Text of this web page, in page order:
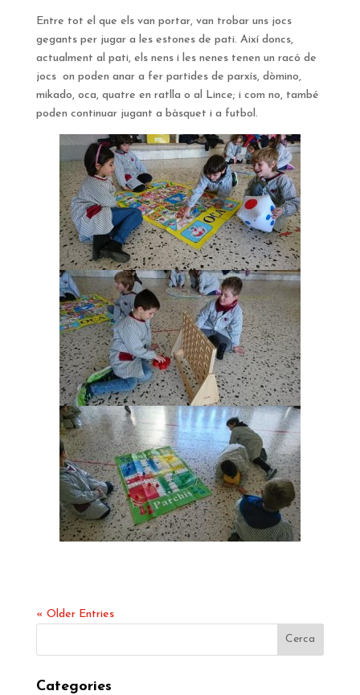
Entre tot el que els van portar, van trobar uns jocs
gegants per jugar a les estones de pati. Així doncs,
actualment al pati, els nens i les nenes tenen un racó de
jocs on poden anar a fer partides de parxís, dòmino,
mikado, oca, quatre en ratlla o al Lince; i com no, també
poden continuar jugant a bàsquet i a futbol.
« Older Entries
Categories